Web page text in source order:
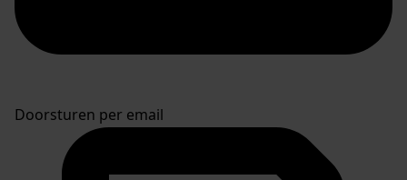
Doorsturen per email